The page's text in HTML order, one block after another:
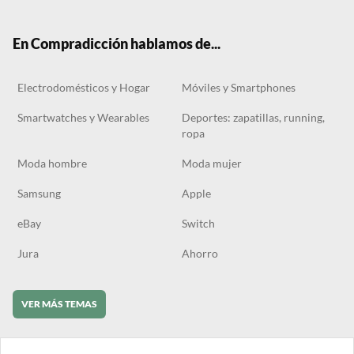
En Compradicción hablamos de...
Electrodomésticos y Hogar Móviles y Smartphones
Smartwatches y Wearables
Deportes: zapatillas, running,
ropa
Moda hombre Moda mujer
Samsung Apple
eBay Switch
Jura Ahorro
VER MÁS TEMAS